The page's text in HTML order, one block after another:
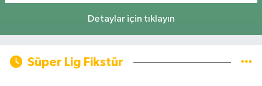
Detaylar için tıklayın
Süper Lig Fikstür